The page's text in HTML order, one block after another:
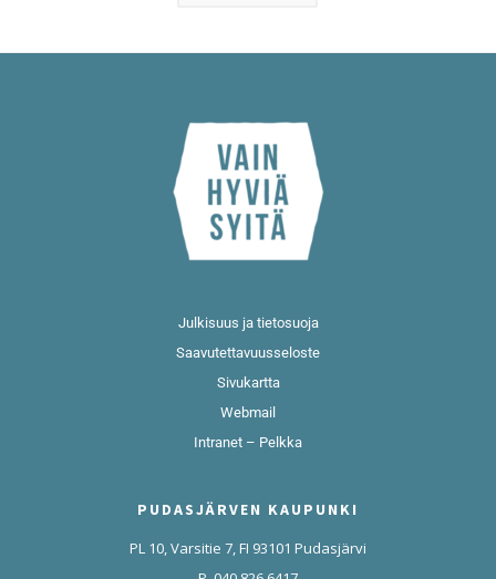
Julkisuus ja tietosuoja
Saavutettavuusseloste
Sivukartta
Webmail
Intranet – Pelkka
PUDASJÄRVEN KAUPUNKI
PL 10, Varsitie 7, FI 93101 Pudasjärvi